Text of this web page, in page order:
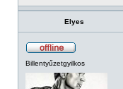
Elyes
Billentyűzetgyilkos